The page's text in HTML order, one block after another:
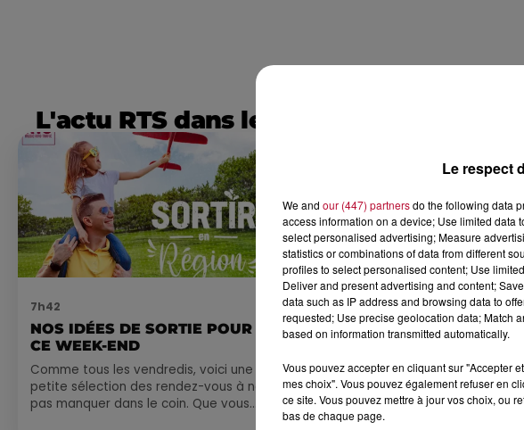
L'actu RTS dans le Sud
7h42
NOS IDÉES DE SORTIE POUR
CE WEEK-END
Comme tous les vendredis, voici une
petite sélection des rendez-vous à ne
pas manquer dans le coin. Que vous
6 août 2026
NÎMES : « LE RÊVE DU
GLADIATEUR » INVESTIT LES
ARÈNES CES 3...
Après un franc succès l'été dernier,
spectacle « Le Rêve du gladiateur »
revient illuminer l'amphithéâtre
Le respect
We and our (447) partnersdo the following data
access information on a device; Use limited data
select personalised advertising; Measure
statistics or combinations of data from different
profiles to select personalised content; Use
Deliver and present advertising and content;
data such as IP address and browsing data to
requested; Use precise geolocation data; Match
based on information transmitted automatically.
Vous pouvez accepter en cliquant sur "Accepter
mes choix". Vous pouvez également refuser en
ce site. Vous pouvez mettre à jour vos choix, ou
bas de chaque page.